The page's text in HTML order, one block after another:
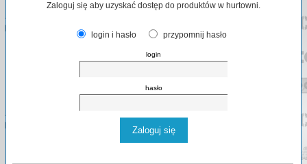
Zaloguj się aby uzyskać dostęp do produktów w hurtowni.
login i hasło przypomnij hasło
login
hasło
Zaloguj się